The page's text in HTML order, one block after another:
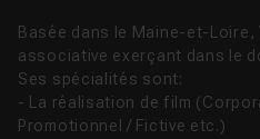
Basée dans le Maine-et-
associative exerçant dans le
Ses spécialités sont:
- La réalisation de film
Promotionnel / Fictive etc.)